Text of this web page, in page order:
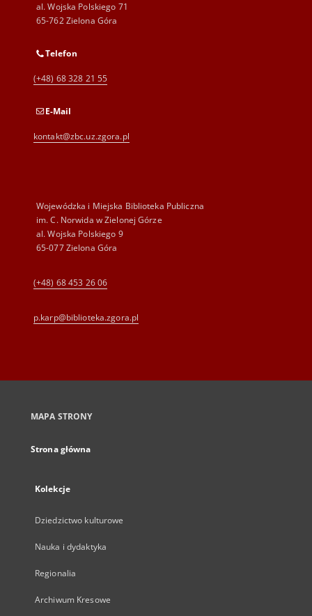
al. Wojska Polskiego 71
65-762 Zielona Góra
Telefon
(+48) 68 328 21 55
E-Mail
kontakt@zbc.uz.zgora.pl
Wojewódzka i Miejska Biblioteka Publiczna
im. C. Norwida w Zielonej Górze
al. Wojska Polskiego 9
65-077 Zielona Góra
(+48) 68 453 26 06
p.karp@biblioteka.zgora.pl
MAPA STRONY
Strona główna
Kolekcje
Dziedzictwo kulturowe
Nauka i dydaktyka
Regionalia
Archiwum Kresowe